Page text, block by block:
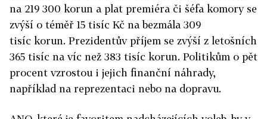
na 219 300 korun a plat premiéra či šéfa komory se
zvýší o téměř 15 tisíc Kč na bezmála 309
tisíc korun. Prezidentův příjem se zvýší z letošních
365 tisíc na víc než 383 tisíc korun. Politikům o pět
procent vzrostou i jejich finanční náhrady,
například na reprezentaci nebo na dopravu.